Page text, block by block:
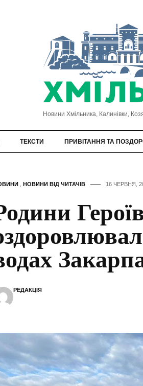
Новини Хмільника, Калинівки,
ТЕКСТИ ПРИВІТАННЯ ТА
, НОВИНИ ВІД ЧИТАЧІВ 16 ЧЕРВНЯ,
РЕДАКЦІЯ